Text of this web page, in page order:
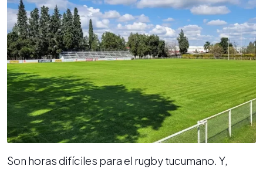
Son horas difíciles para el rugby tucumano. Y,